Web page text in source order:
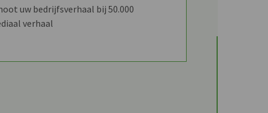
uw bedrijfsverhaal bij 50.000
verhaal